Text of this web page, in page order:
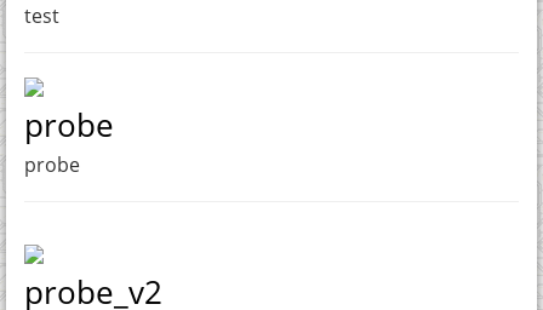
test
probe
probe
probe_v2